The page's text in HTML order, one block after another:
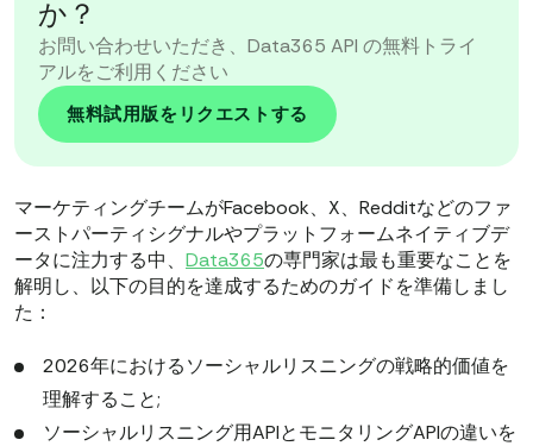
か？
お問い合わせいただき、Data365 API の無料トライ
アルをご利用ください
無料試用版をリクエストする
マーケティングチームがFacebook、X、Redditなどのファ
ーストパーティシグナルやプラットフォームネイティブデ
ータに注力する中、 Data365の専門家は最も重要なことを
解明し、以下の目的を達成するためのガイドを準備しまし
た：
2026年におけるソーシャルリスニングの戦略的価値を
理解すること;
ソーシャルリスニング用APIとモニタリングAPIの違いを